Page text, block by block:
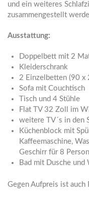
und ein weiteres
zusammengestellt
Ausstattung:
Doppelbett mit 2
Kleiderschrank
2 Einzelbetten (90 x
Sofa mit Couchtisch
Tisch und 4 Stühle
Flat TV 32 Zoll im
weitere TV´s in den
Küchenblock mit
Kaffeemaschine,
Geschirr für 8
Bad mit Dusche und
Gegen Aufpreis ist